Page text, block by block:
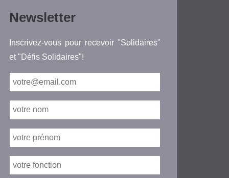
Newsletter
Inscrivez-vous pour recevoir "Solidaires"
et "Défis Solidaires"!